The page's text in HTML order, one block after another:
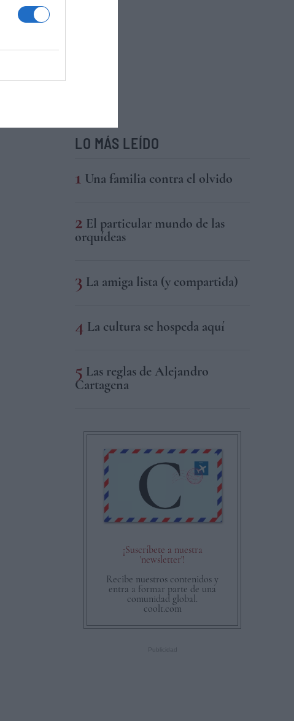
LO MÁS LEÍDO
Una familia contra el olvido
El particular mundo de las
orquídeas
La amiga lista (y compartida)
La cultura se hospeda aquí
Las reglas de Alejandro
Cartagena
¡Suscríbete a nuestra
'newsletter'!
Recibe nuestros contenidos y
entra a formar parte de una
comunidad global.
coolt.com